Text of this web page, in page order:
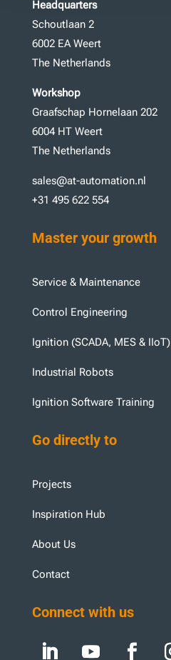
Headquarters
Schoutlaan 2
6002 EA Weert
The Netherlands
Workshop
Graafschap Hornelaan 202
6004 HT Weert
The Netherlands
sales@at-automation.nl
+31 495 622 554
Master your growth
Service & Maintenance
Control Engineering
Ignition (SCADA, MES & IIoT)
Industrial Robots
Ignition Software Training
Go directly to
Projects
Inspiration Hub
About Us
Contact
Connect with us